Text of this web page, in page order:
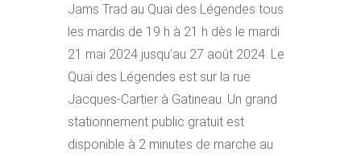
Jams Trad au Quai des Légendes tous
les mardis de 19 h à 21 h dès le mardi
21 mai 2024 jusqu’au 27 août 2024. Le
Quai des Légendes est sur la rue
Jacques-Cartier à Gatineau. Un grand
stationnement public gratuit est
disponible à 2 minutes de marche au